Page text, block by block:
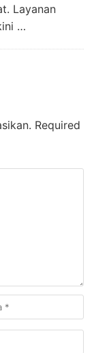
Layanan
…
Required